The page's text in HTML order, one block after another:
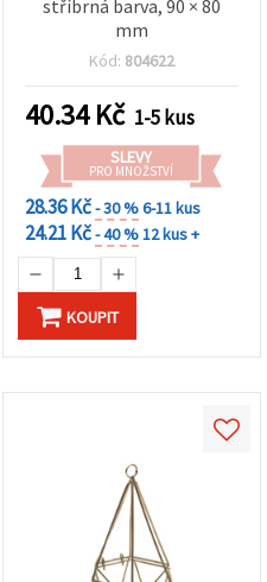
stříbrná barva, 90 × 80
mm
Kód: 804622
40.34Kč 1-5 kus
SLEVY
PRO MNOŽSTVÍ
28.36 Kč- 30 %6-11 kus
24.21 Kč- 40 %12 kus +
KOUPIT